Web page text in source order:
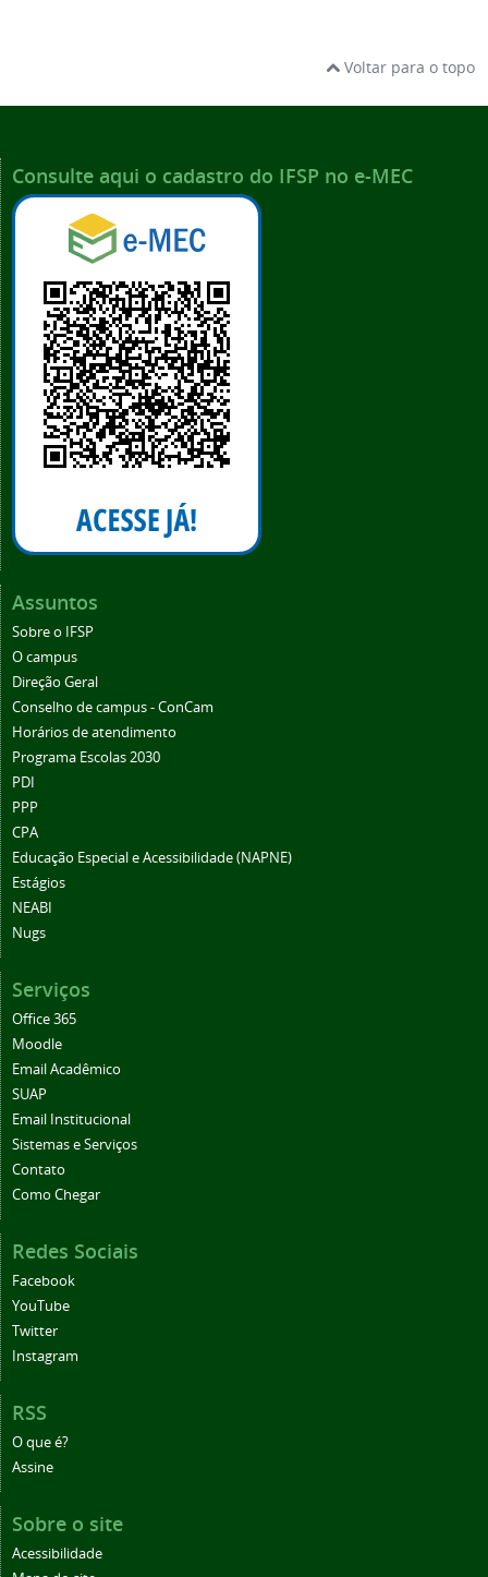
Voltar para o topo
Consulte aqui o cadastro do IFSP no e-MEC
Assuntos
Sobre o IFSP
O campus
Direção Geral
Conselho de campus - ConCam
Horários de atendimento
Programa Escolas 2030
PDI
PPP
CPA
Educação Especial e Acessibilidade (NAPNE)
Estágios
NEABI
Nugs
Serviços
Office 365
Moodle
Email Acadêmico
SUAP
Email Institucional
Sistemas e Serviços
Contato
Como Chegar
Redes Sociais
Facebook
YouTube
Twitter
Instagram
RSS
O que é?
Assine
Sobre o site
Acessibilidade